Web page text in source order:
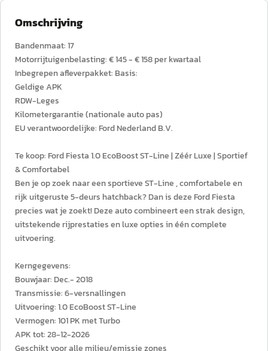
Omschrijving
Bandenmaat: 17
Motorrijtuigenbelasting: € 145 - € 158 per kwartaal
Inbegrepen afleverpakket: Basis:
Geldige APK
RDW-Leges
Kilometergarantie (nationale auto pas)
EU verantwoordelijke: Ford Nederland B.V.
Te koop: Ford Fiesta 1.0 EcoBoost ST-Line | Zéér Luxe | Sportief
& Comfortabel
Ben je op zoek naar een sportieve ST-Line , comfortabele en
rijk uitgeruste 5-deurs hatchback? Dan is deze Ford Fiesta
precies wat je zoekt! Deze auto combineert een strak design,
uitstekende rijprestaties en luxe opties in één complete
uitvoering.
Kerngegevens:
Bouwjaar: Dec.- 2018
Transmissie: 6-versnallingen
Uitvoering: 1.0 EcoBoost ST-Line
Vermogen: 101 PK met Turbo
APK tot: 28-12-2026
Geschikt voor alle milieu/emissie zones